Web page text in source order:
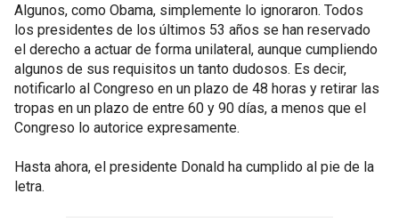
Algunos, como Obama, simplemente lo ignoraron. Todos
los presidentes de los últimos 53 años se han reservado
el derecho a actuar de forma unilateral, aunque cumpliendo
algunos de sus requisitos un tanto dudosos. Es decir,
notificarlo al Congreso en un plazo de 48 horas y retirar las
tropas en un plazo de entre 60 y 90 días, a menos que el
Congreso lo autorice expresamente.
Hasta ahora, el presidente Donald ha cumplido al pie de la
letra.